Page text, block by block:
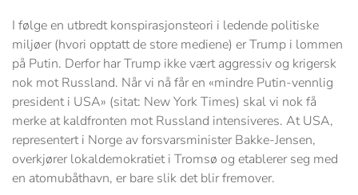
I følge en utbredt konspirasjonsteori i ledende politiske
miljøer (hvori opptatt de store mediene) er Trump i lommen
på Putin. Derfor har Trump ikke vært aggressiv og krigersk
nok mot Russland. Når vi nå får en «mindre Putin-vennlig
president i USA» (sitat: New York Times) skal vi nok få
merke at kaldfronten mot Russland intensiveres. At USA,
representert i Norge av forsvarsminister Bakke-Jensen,
overkjører lokaldemokratiet i Tromsø og etablerer seg med
en atomubåthavn, er bare slik det blir fremover.